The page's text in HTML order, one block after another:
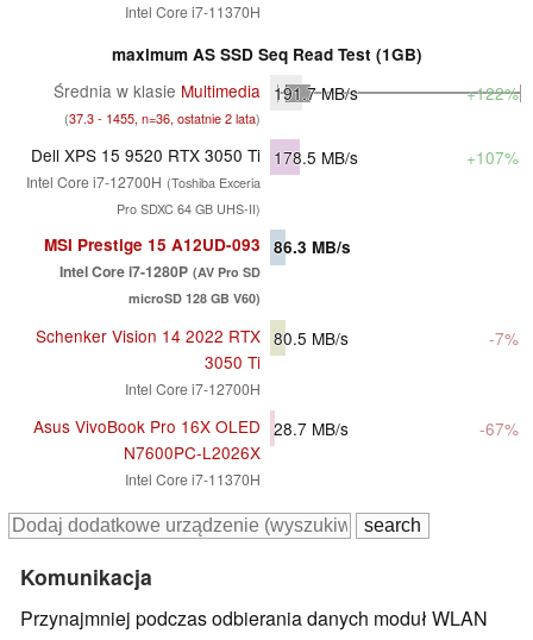
Intel Core i7-11370H
maximum AS SSD Seq Read Test (1GB)
Średnia w klasie Multimedia
(37.3 - 1455, n=36, ostatnie 2 lata)
191.7MB/s +122%
Dell XPS 15 9520 RTX 3050 Ti
Intel Core i7-12700H (Toshiba Exceria
Pro SDXC 64 GB UHS-II)
178.5 MB/s +107%
MSI Prestige 15 A12UD-093
Intel Core i7-1280P (AV Pro SD
microSD 128 GB V60)
86.3 MB/s
Schenker Vision 14 2022 RTX
3050 Ti
Intel Core i7-12700H
80.5 MB/s -7%
Asus VivoBook Pro 16X OLED
N7600PC-L2026X
Intel Core i7-11370H
28.7 MB/s -67%
Komunikacja
Przynajmniej podczas odbierania danych moduł WLAN